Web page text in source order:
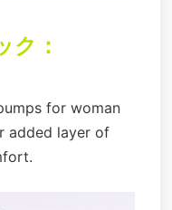
ク：
for woman
added layer of